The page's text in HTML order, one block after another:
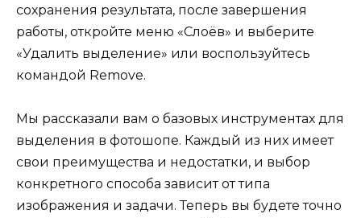
сохранения результата, после завершения
работы, откройте меню «Слоёв» и выберите
«Удалить выделение» или воспользуйтесь
командой Remove.
Мы рассказали вам о базовых инструментах для
выделения в фотошопе. Каждый из них имеет
свои преимущества и недостатки, и выбор
конкретного способа зависит от типа
изображения и задачи. Теперь вы будете точно